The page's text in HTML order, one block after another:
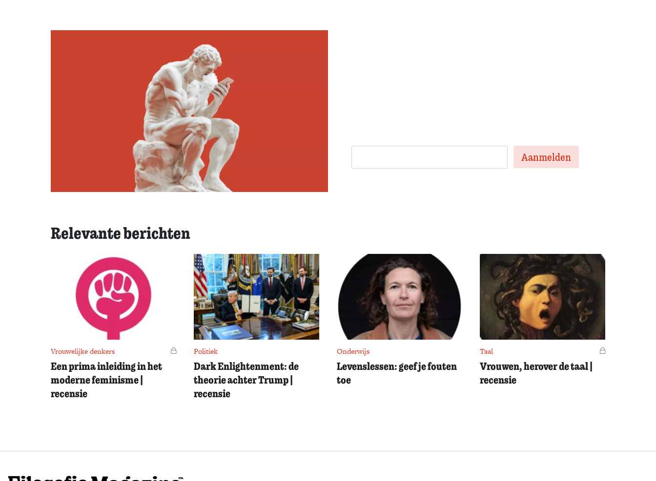
Relevante berichten
Vrouwelijke denkers Voor leden
Een prima inleiding in het
moderne feminisme |
recensie
Politiek
Dark Enlightenment: de
theorie achter Trump |
recensie
Onderwijs
Levenslessen: geef je fouten
toe
Taal Voor leden
Vrouwen, herover de taal |
recensie